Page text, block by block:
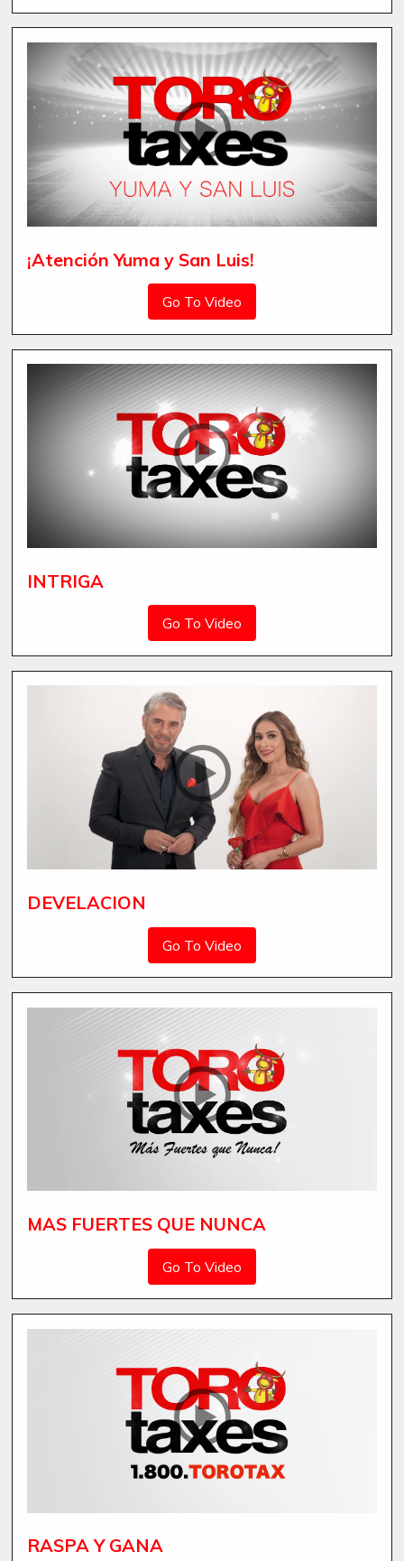
¡Atención Yuma y San Luis!
Go To Video
INTRIGA
Go To Video
DEVELACION
Go To Video
MAS FUERTES QUE NUNCA
Go To Video
RASPA Y GANA